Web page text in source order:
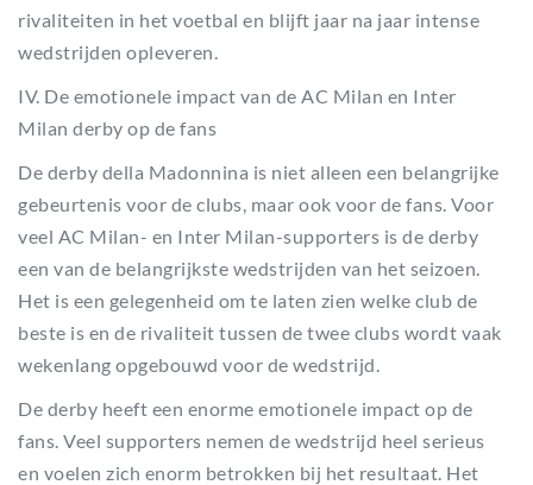
rivaliteiten in het voetbal en blijft jaar na jaar intense
wedstrijden opleveren.
IV. De emotionele impact van de AC Milan en Inter
Milan derby op de fans
De derby della Madonnina is niet alleen een belangrijke
gebeurtenis voor de clubs, maar ook voor de fans. Voor
veel AC Milan- en Inter Milan-supporters is de derby
een van de belangrijkste wedstrijden van het seizoen.
Het is een gelegenheid om te laten zien welke club de
beste is en de rivaliteit tussen de twee clubs wordt vaak
wekenlang opgebouwd voor de wedstrijd.
De derby heeft een enorme emotionele impact op de
fans. Veel supporters nemen de wedstrijd heel serieus
en voelen zich enorm betrokken bij het resultaat. Het